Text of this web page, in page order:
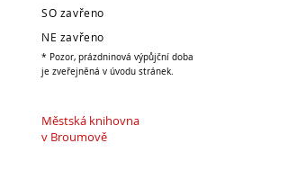
SO zavřeno
NE zavřeno
* Pozor, prázdninová výpůjční doba
je zveřejněná v úvodu stránek.
Městská knihovna
v Broumově